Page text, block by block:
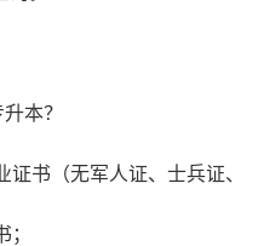
本？
书（无军人证、士兵证、